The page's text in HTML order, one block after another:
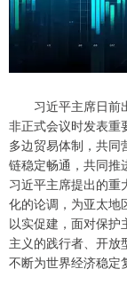
习近平主席日前出
非正式会议时发表重
多边贸易体制，共同
链稳定畅通，共同推
习近平主席提出的重
化的论调，为亚太地
以实促建，面对保护
主义的践行者、开放
不断为世界经济稳定